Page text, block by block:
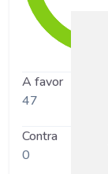
A favor
47
Contra
0